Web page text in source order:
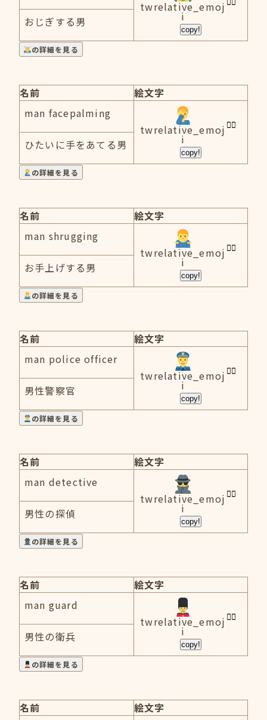
twrelative_emoj
i
copy!
おじぎする男
の詳細を見る
名前
絵文字
man facepalming
twrelative_emoj
i
copy!
ひたいに手をあてる男
の詳細を見る
名前
絵文字
man shrugging
twrelative_emoj
i
copy!
お手上げする男
の詳細を見る
名前
絵文字
man police officer
twrelative_emoj
i
copy!
男性警察官
の詳細を見る
名前
絵文字
man detective
twrelative_emoj
i
copy!
男性の探偵
の詳細を見る
名前
絵文字
man guard
twrelative_emoj
i
copy!
男性の衛兵
の詳細を見る
名前
絵文字